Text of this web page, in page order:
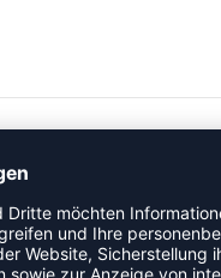
und einen